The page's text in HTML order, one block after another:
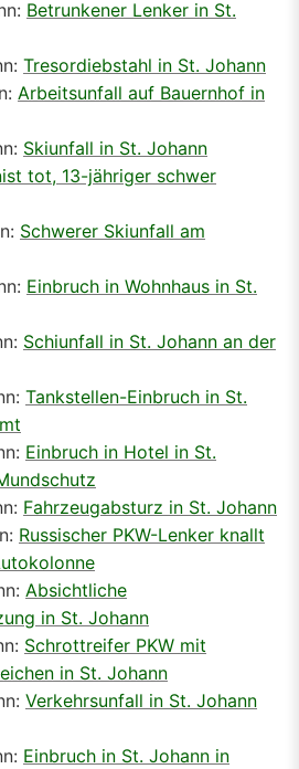
Betrunkener Lenker in St.
Tresordiebstahl in St. Johann
Arbeitsunfall auf Bauernhof in
Skiunfall in St. Johann
tot, 13-jähriger schwer
Schwerer Skiunfall am
Einbruch in Wohnhaus in St.
Schiunfall in St. Johann an der
Tankstellen-Einbruch in St.
Einbruch in Hotel in St.
Fahrzeugabsturz in St. Johann
Russischer PKW-Lenker knallt
Absichtliche
in St. Johann
Schrottreifer PKW mit
in St. Johann
Verkehrsunfall in St. Johann
Einbruch in St. Johann in